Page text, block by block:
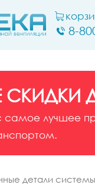
8-
СКИДКИ
лучшее
детали системы